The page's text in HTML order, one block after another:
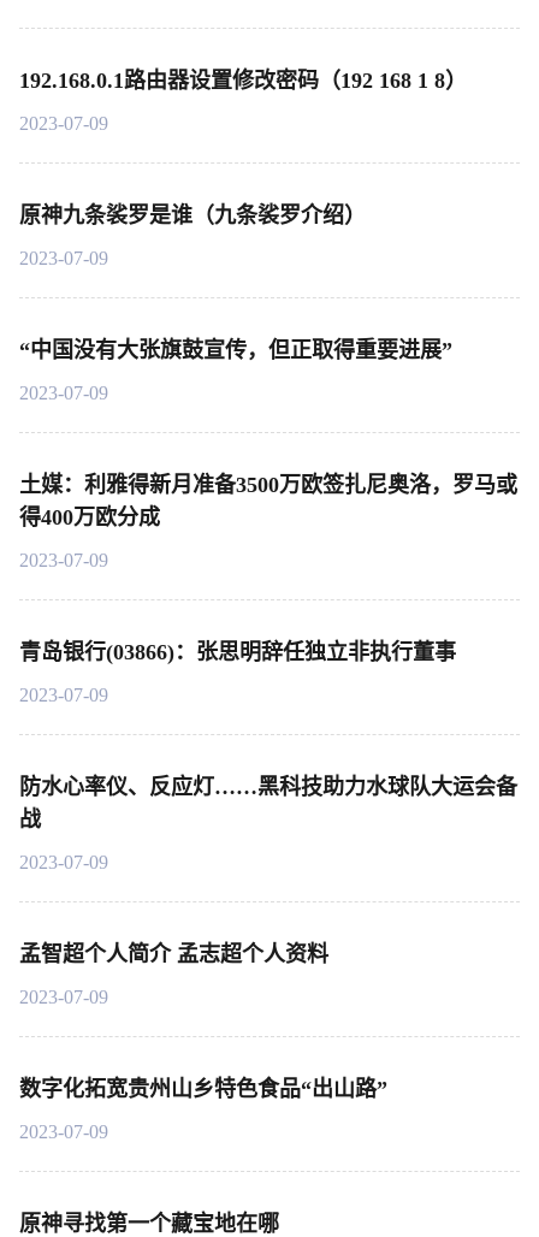
192.168.0.1路由器设置修改密码（192 168 1 8）
2023-07-09
原神九条裟罗是谁（九条裟罗介绍）
2023-07-09
“中国没有大张旗鼓宣传，但正取得重要进展”
2023-07-09
土媒：利雅得新月准备3500万欧签扎尼奥洛，罗马或
得400万欧分成
2023-07-09
青岛银行(03866)：张思明辞任独立非执行董事
2023-07-09
防水心率仪、反应灯……黑科技助力水球队大运会备
战
2023-07-09
孟智超个人简介 孟志超个人资料
2023-07-09
数字化拓宽贵州山乡特色食品“出山路”
2023-07-09
原神寻找第一个藏宝地在哪